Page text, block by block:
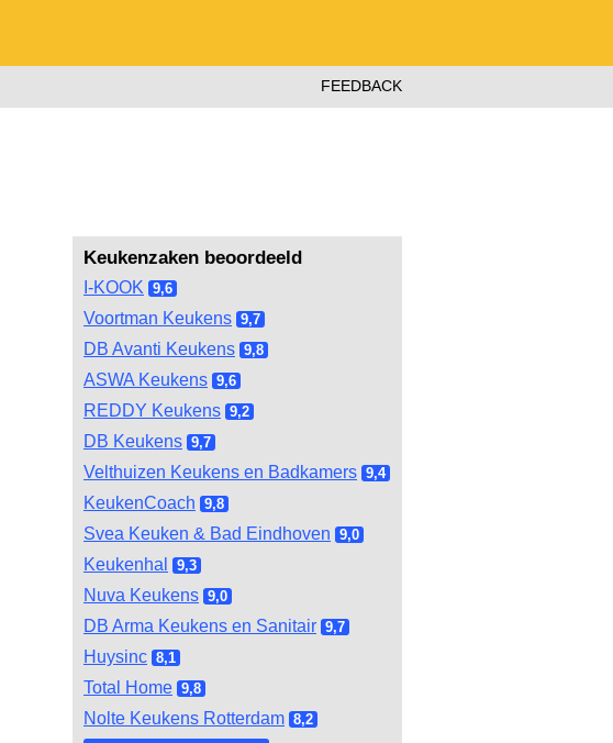
FEEDBACK
Keukenzaken beoordeeld
I-KOOK 9,6
Voortman Keukens 9,7
DB Avanti Keukens 9,8
ASWA Keukens 9,6
REDDY Keukens 9,2
DB Keukens 9,7
Velthuizen Keukens en Badkamers 9,4
KeukenCoach 9,8
Svea Keuken & Bad Eindhoven 9,0
Keukenhal 9,3
Nuva Keukens 9,0
DB Arma Keukens en Sanitair 9,7
Huysinc 8,1
Total Home 9,8
Nolte Keukens Rotterdam 8,2